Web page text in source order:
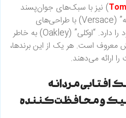
) نیز با سبک‌های جوان‌پسند
خود مورد توجه است. “ورساچه” (Versace) با طراحی‌های
جسورانه و خاص، طرفداران خود را دارد. “اوکلی” (Oakley) به خاطر
است. هر یک از این برندها،
ارائه می‌دهند.
افتابی مردانه
شیک و محافظت‌کننده